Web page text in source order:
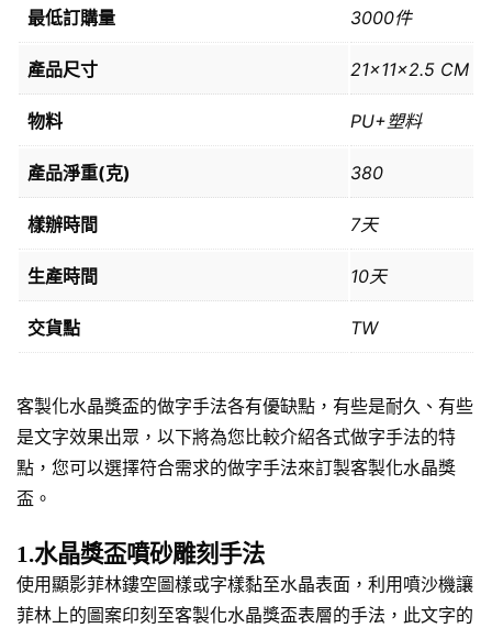
最低訂購量 3000件
產品尺寸 21×11×2.5 CM
物料 PU+塑料
產品淨重(克) 380
樣辦時間 7天
生產時間 10天
交貨點 TW
客製化水晶獎盃的做字手法各有優缺點，有些是耐久、有些
是文字效果出眾，以下將為您比較介紹各式做字手法的特
點，您可以選擇符合需求的做字手法來訂製客製化水晶獎
盃。
1.水晶獎盃噴砂雕刻手法
使用顯影菲林鏤空圖樣或字樣黏至水晶表面，利用噴沙機讓
菲林上的圖案印刻至客製化水晶獎盃表層的手法，此文字的